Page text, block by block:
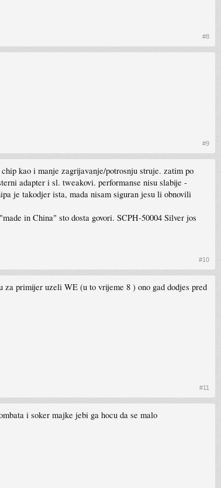
#8
#9
kao i manje zagrijavanje/potrosnju struje. zatim po
adapter i sl. tweakovi. performanse nisu slabije -
je takodjer ista, mada nisam siguran jesu li obnovili
in China" sto dosta govori. SCPH-50004 Silver jos
#10
primijer uzeli WE (u to vrijeme 8 ) ono gad dodjes pred
#11
i soker majke jebi ga hocu da se malo